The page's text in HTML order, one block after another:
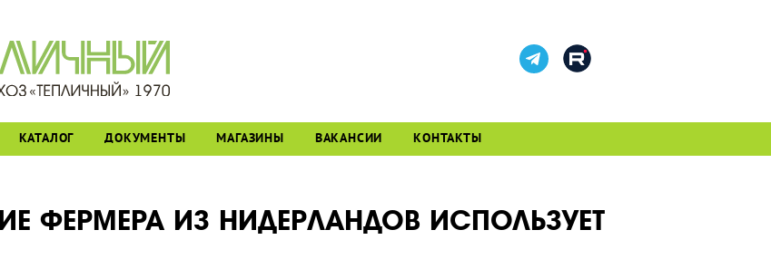
КАТАЛОГ ДОКУМЕНТЫ МАГАЗИНЫ ВАКАНСИИ КОНТАКТЫ
ФЕРМЕРА ИЗ НИДЕРЛАНДОВ ИСПОЛЬЗУЕТ